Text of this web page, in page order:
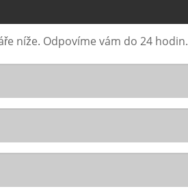
níže. Odpovíme vám do 24 hodin.